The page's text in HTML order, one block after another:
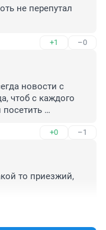
не перепутал
+1 –0
новости с
чтоб с каждого
посетить
+0 –1
то приезжий,